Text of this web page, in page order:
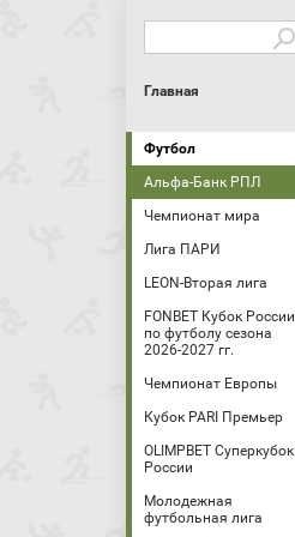
Главная
Футбол
Альфа-Банк РПЛ
Чемпионат мира
Лига ПАРИ
LEON-Вторая лига
FONBET Кубок России
по футболу сезона
2026-2027 гг.
Чемпионат Европы
Кубок PARI Премьер
OLIMPBET Суперкубок
России
Молодежная
футбольная лига